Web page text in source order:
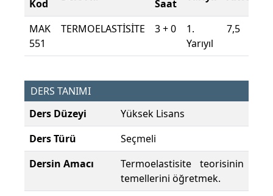
Kod
Saat
MAK
551
TERMOELASTİSİTE 3 + 0
1.
Yarıyıl
7,5
DERS TANIMI
Ders Düzeyi
Yüksek Lisans
Ders Türü
Seçmeli
Dersin Amacı
Termoelastisite teorisinin
temellerini öğretmek.